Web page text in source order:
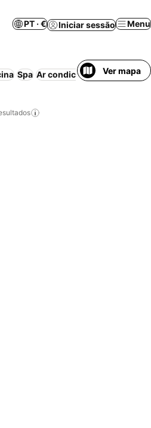
PT · € Iniciar sessão Menu
Spa Ar condicionado Aparthotel
Ver mapa